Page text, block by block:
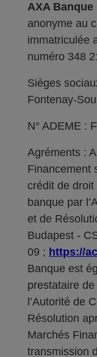
AXA
anonyme au
immatriculée
numéro 348
Sièges
Fontenay-
N° ADEME :
Agréments :
Financement
crédit de
banque par
et de
Budapest -
09 ; https://
Banque est
prestataire
l’Autorité de
Résolution
Marchés
transmission